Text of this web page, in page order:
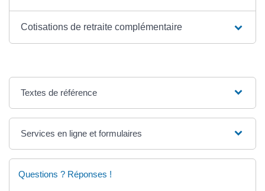
Cotisations de retraite complémentaire
Textes de référence
Services en ligne et formulaires
Questions ? Réponses !